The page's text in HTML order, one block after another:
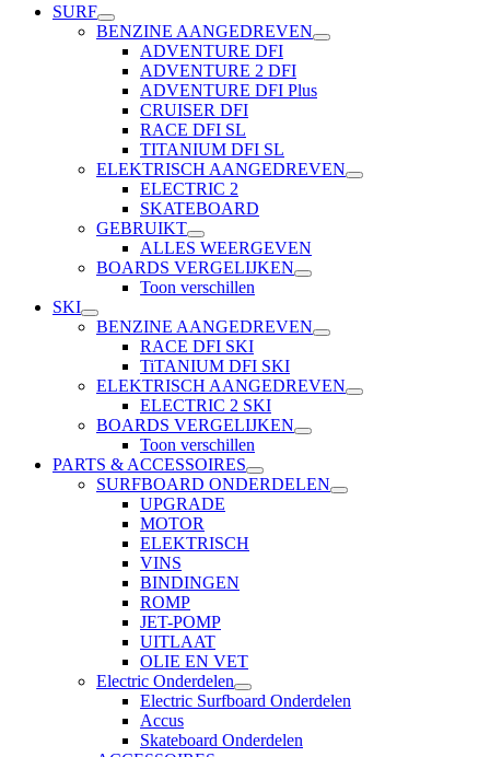
Français
SURF
BENZINE AANGEDREVEN
ADVENTURE DFI
ADVENTURE 2 DFI
ADVENTURE DFI Plus
CRUISER DFI
RACE DFI SL
TITANIUM DFI SL
ELEKTRISCH AANGEDREVEN
ELECTRIC 2
SKATEBOARD
GEBRUIKT
ALLES WEERGEVEN
BOARDS VERGELIJKEN
Toon verschillen
SKI
BENZINE AANGEDREVEN
RACE DFI SKI
TiTANIUM DFI SKI
ELEKTRISCH AANGEDREVEN
ELECTRIC 2 SKI
BOARDS VERGELIJKEN
Toon verschillen
PARTS & ACCESSOIRES
SURFBOARD ONDERDELEN
UPGRADE
MOTOR
ELEKTRISCH
VINS
BINDINGEN
ROMP
JET-POMP
UITLAAT
OLIE EN VET
Electric Onderdelen
Electric Surfboard Onderdelen
Accus
Skateboard Onderdelen